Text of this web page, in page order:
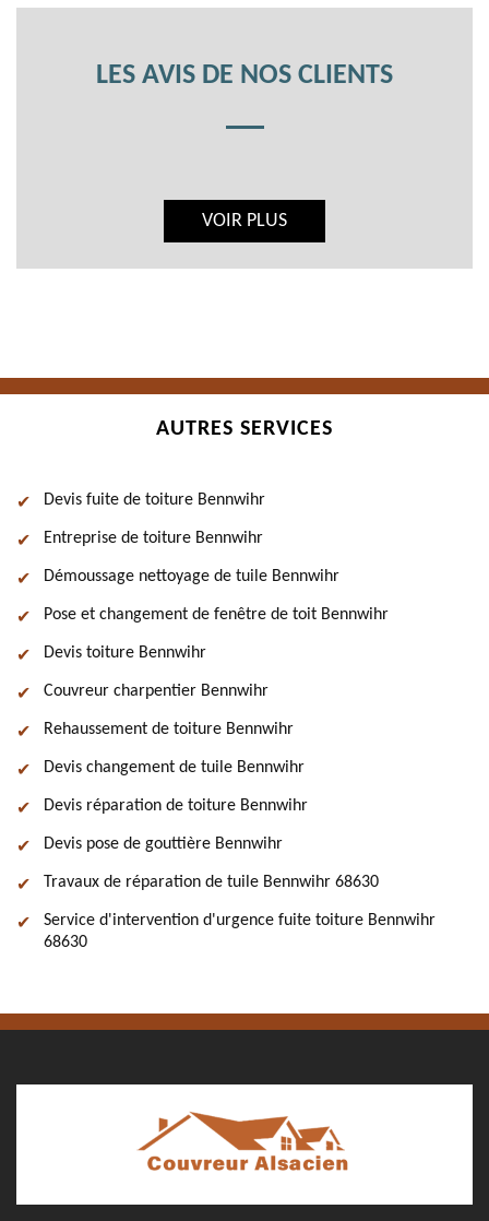
LES AVIS DE NOS CLIENTS
VOIR PLUS
AUTRES SERVICES
Devis fuite de toiture Bennwihr
Entreprise de toiture Bennwihr
Démoussage nettoyage de tuile Bennwihr
Pose et changement de fenêtre de toit Bennwihr
Devis toiture Bennwihr
Couvreur charpentier Bennwihr
Rehaussement de toiture Bennwihr
Devis changement de tuile Bennwihr
Devis réparation de toiture Bennwihr
Devis pose de gouttière Bennwihr
Travaux de réparation de tuile Bennwihr 68630
Service d'intervention d'urgence fuite toiture Bennwihr
68630